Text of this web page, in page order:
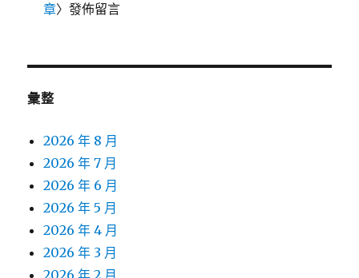
章〉發佈留言
彙整
2026 年 8 月
2026 年 7 月
2026 年 6 月
2026 年 5 月
2026 年 4 月
2026 年 3 月